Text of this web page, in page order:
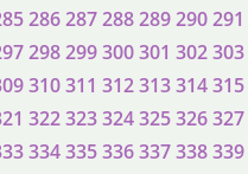
286287288289290291
298299300301 302303
310311 312313314315
322323324325326327
334335336337338339